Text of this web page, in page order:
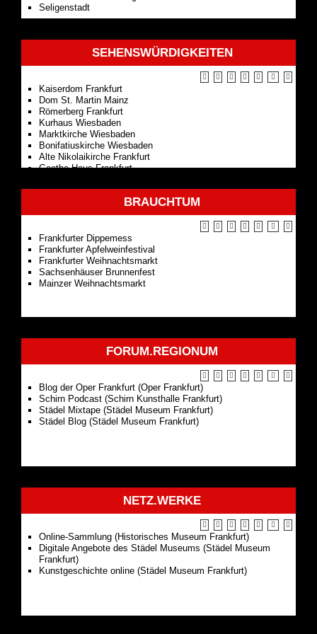
Seligenstadt
SEHENSWÜRDIGKEITEN
Kaiserdom Frankfurt
Dom St. Martin Mainz
Römerberg Frankfurt
Kurhaus Wiesbaden
Marktkirche Wiesbaden
Bonifatiuskirche Wiesbaden
Alte Nikolaikirche Frankfurt
Goethe Haus Frankfurt
BRAUCHTUM
Frankfurter Dippemess
Frankfurter Apfelweinfestival
Frankfurter Weihnachtsmarkt
Sachsenhäuser Brunnenfest
Mainzer Weihnachtsmarkt
FORUM.REGIONUM
Blog der Oper Frankfurt (Oper Frankfurt)
Schirn Podcast (Schirn Kunsthalle Frankfurt)
Städel Mixtape (Städel Museum Frankfurt)
Städel Blog (Städel Museum Frankfurt)
NETZ.WERKE
Online-Sammlung (Historisches Museum Frankfurt)
Digitale Angebote des Städel Museums (Städel Museum
Frankfurt)
Kunstgeschichte online (Städel Museum Frankfurt)